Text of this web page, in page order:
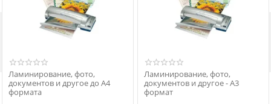
Ламинирование, фото,
документов и другое до А4
формата
Ламинирование, фото,
документов и другое - А3
формат